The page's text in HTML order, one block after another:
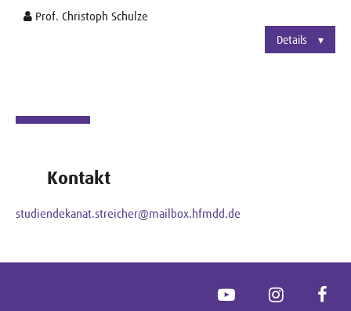
Prof. Christoph Schulze
Details
Kontakt
studiendekanat.streicher@mailbox.hfmdd.de
YouTube Instagram